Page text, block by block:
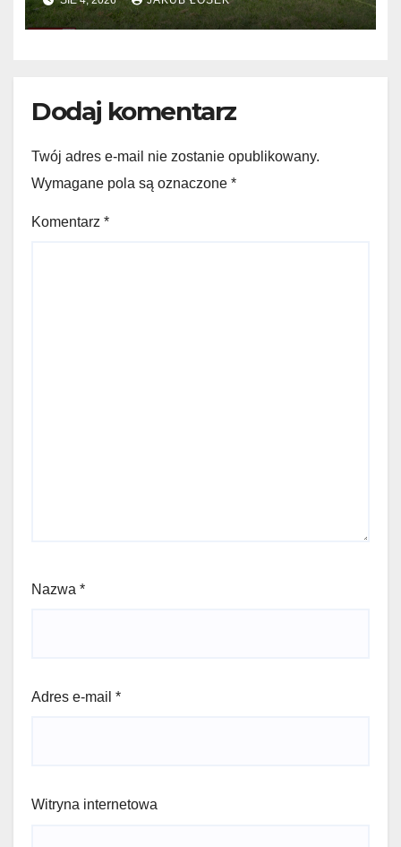
Dodaj komentarz
Twój adres e-mail nie zostanie opublikowany.
Wymagane pola są oznaczone *
Komentarz *
Nazwa *
Adres e-mail *
Witryna internetowa